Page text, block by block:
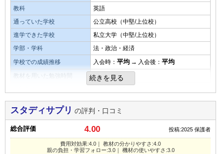
教材・授業動画の難易度
教材はとても良いと感じましたが、良いものを１００％使い
こなしてくれなかったと感じています
演習問題の量
演習問題は好んで行っていました。自分で理解し解決するこ
とで喜びを感じていたようです
目的を果たせたか
子供がやりたいと言ったことから始めたサービスですが、あ
まり活用できなかった
教科
英語
通っていた学校
公立高校（中堅/上位校）
進学できた学校
私立大学（中堅/上位校）
学部・学科
法・政治・経済
学校での成績推移
入会時： 平均 → 入会後： 平均
教材を用いた勉強時間
1.0時間
費用対効果
学校からの提携だったので、費用は発生せず、通信料もWiFi
なので発生していない。
続きを見る
スタディサプリ の評判・口コミ
総合評価 4.00 投稿:2025 保護者
費用対効果:4.0｜ 教材の分かりやすさ:4.0
親の負担・学習フォロー:3.0｜ 機材の使いやすさ:3.0